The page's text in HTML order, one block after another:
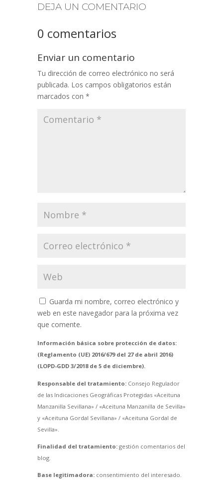
DEJA UN COMENTARIO
0 comentarios
Enviar un comentario
Tu dirección de correo electrónico no será
publicada. Los campos obligatorios están
marcados con *
Guarda mi nombre, correo electrónico y
web en este navegador para la próxima vez
que comente.
Información básica sobre protección de datos:
(Reglamento (UE) 2016/679 del 27 de abril 2016)
(LOPD-GDD 3/2018 de 5 de diciembre).
Responsable del tratamiento:Consejo Regulador
de las Indicaciones Geográficas Protegidas «Aceituna
Manzanilla Sevillana» / «Aceituna Manzanilla de Sevilla»
y «Aceituna Gordal Sevillana» / «Aceituna Gordal de
Sevilla».
Finalidad del tratamiento:gestión comentarios del
blog.
Base legitimadora:consentimiento del interesado.